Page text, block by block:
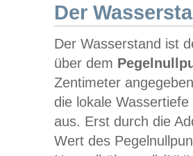
Der
Der Wasserstand ist
über dem
Zentimeter
die lokale
aus. Erst durch die
Wert des